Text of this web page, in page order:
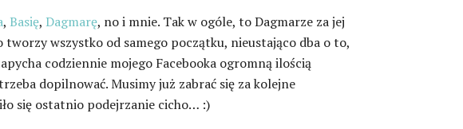
, Basię, Dagmarę, no i mnie. Tak w ogóle, to Dagmarze za jej
tworzy wszystko od samego początku, nieustająco dba o to,
codziennie mojego Facebooka ogromną ilością
dopilnować. Musimy już zabrać się za kolejne
się ostatnio podejrzanie cicho… :)